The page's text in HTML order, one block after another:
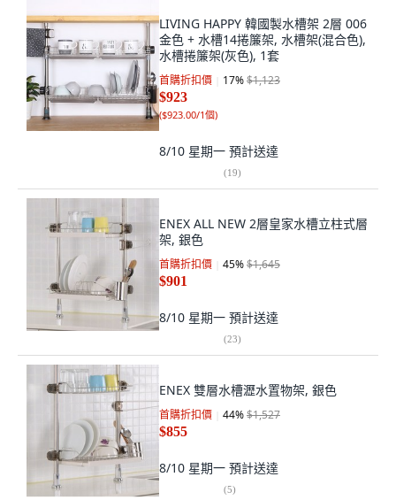
LIVING HAPPY 韓國製水槽架 2層 006
金色 + 水槽14捲簾架, 水槽架(混合色),
水槽捲簾架(灰色), 1套
首購折扣價 17%$1,123
$923
($923.00/1個)
8/10 星期一 預計送達
(19)
ENEX ALL NEW 2層皇家水槽立柱式層
架, 銀色
首購折扣價 45%$1,645
$901
8/10 星期一 預計送達
(23)
ENEX 雙層水槽瀝水置物架, 銀色
首購折扣價 44%$1,527
$855
8/10 星期一 預計送達
(5)